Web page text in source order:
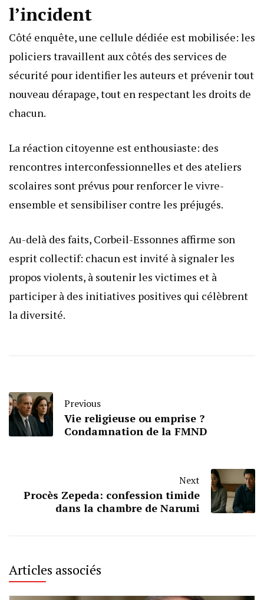
l’incident
Côté enquête, une cellule dédiée est mobilisée: les
policiers travaillent aux côtés des services de
sécurité pour identifier les auteurs et prévenir tout
nouveau dérapage, tout en respectant les droits de
chacun.
La réaction citoyenne est enthousiaste: des
rencontres interconfessionnelles et des ateliers
scolaires sont prévus pour renforcer le vivre-
ensemble et sensibiliser contre les préjugés.
Au-delà des faits, Corbeil-Essonnes affirme son
esprit collectif: chacun est invité à signaler les
propos violents, à soutenir les victimes et à
participer à des initiatives positives qui célèbrent
la diversité.
Previous
Vie religieuse ou emprise ?
Condamnation de la FMND
Next
Procès Zepeda: confession timide
dans la chambre de Narumi
Articles associés